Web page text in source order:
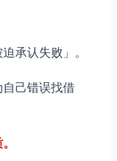
承认失败」。
己错误找借